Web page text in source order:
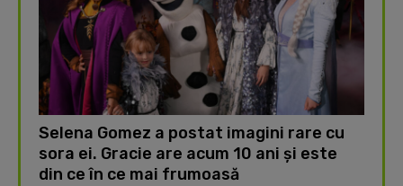
Selena Gomez a postat imagini rare cu
sora ei. Gracie are acum 10 ani și este
din ce în ce mai frumoasă